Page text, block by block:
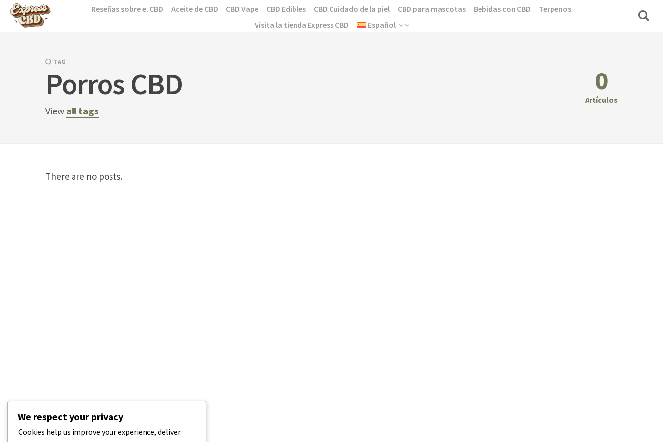
Skip
Reseñas sobre el CBD Aceite de CBD CBD Vape CBD Edibles CBD Cuidado de la piel CBD para mascotas Bebidas con CBD
Terpenos
Visita la tienda Express CBD
Español
TAG
Porros CBD
View all tags
0
Artículos
There are no posts.
We respect your privacy
Cookies help us improve your experience, deliver